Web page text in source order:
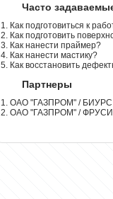
Часто
1. Как подготовиться к
2. Как подготовить
3. Как нанести праймер?
4. Как нанести мастику?
5. Как восстановить
Партнеры
1. ОАО "ГАЗПРОМ" / БИУРС
2. ОАО "ГАЗПРОМ" /